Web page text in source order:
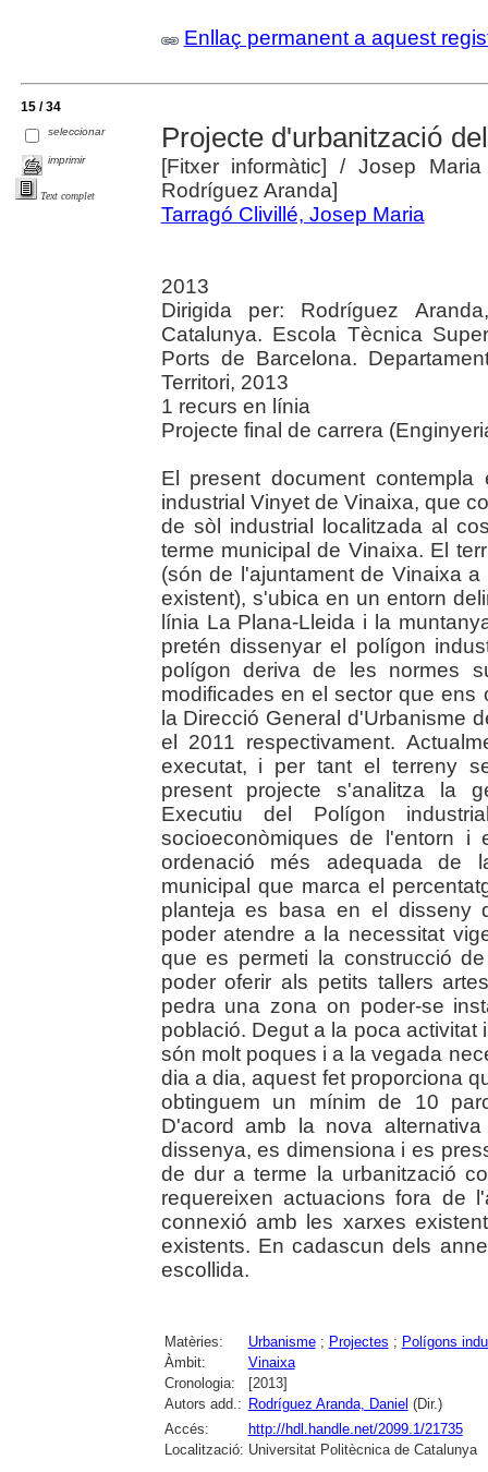
Enllaç permanent a aquest
15 / 34
seleccionar
imprimir
Text complet
Projecte d'urbanització
[Fitxer informàtic]/ Josep
Rodríguez Aranda]
Tarragó Clivillé, Josep Maria
2013
Dirigida per: Rodríguez
Catalunya. Escola Tècnica
Ports de Barcelona.
Territori, 2013
1 recurs en línia
Projecte final de carrera
El present document
industrial Vinyet de Vinaixa, que
de sòl industrial localitzada al
terme municipal de Vinaixa. El
(són de l'ajuntament de Vinaixa
existent), s'ubica en un entorn
línia La Plana-Lleida i la
pretén dissenyar el polígon
polígon deriva de les normes
modificades en el sector que
la Direcció General d'Urbanisme
el 2011 respectivament.
executat, i per tant el terreny
present projecte s'analitza la
Executiu del Polígon
socioeconòmiques de l'entorn i
ordenació més adequada de
municipal que marca el
planteja es basa en el disseny
poder atendre a la necessitat
que es permeti la construcció
poder oferir als petits tallers
pedra una zona on poder-se
població. Degut a la poca
són molt poques i a la vegada
dia a dia, aquest fet proporciona
obtinguem un mínim de 10
D'acord amb la nova
dissenya, es dimensiona i es
de dur a terme la urbanització
requereixen actuacions fora de
connexió amb les xarxes
existents. En cadascun dels
escollida.
Matèries: Urbanisme; Projectes ; Polígons
Àmbit:
Vinaixa
Cronologia:
[2013]
Autors add.: Rodríguez Aranda, Daniel (Dir.)
Accés:
http://hdl.handle.net/2099.1/21735
Localització: Universitat Politècnica de Catalunya